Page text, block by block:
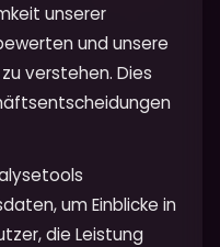
unserer
und unsere
verstehen. Dies
um Einblicke in
die Leistung